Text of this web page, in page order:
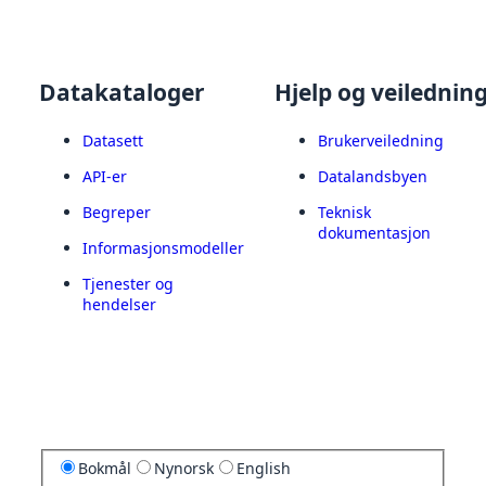
Datakataloger
Datasett
API-er
Begreper
Informasjonsmodeller
Tjenester og
hendelser
Hjelp og
Brukerveiledning
Datalandsbyen
Teknisk
dokumentasjon
Bokmål Nynorsk English